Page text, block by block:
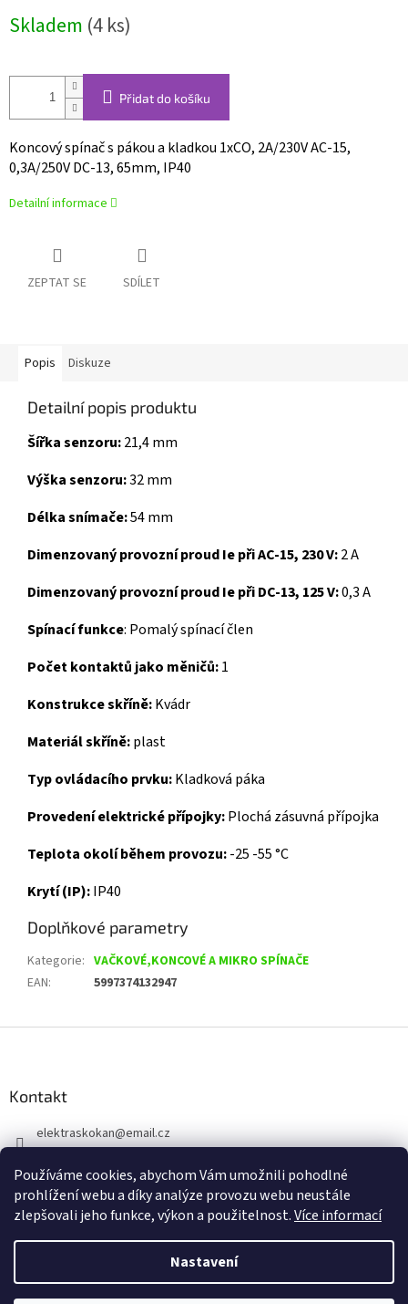
Používáme cookies, abychom Vám umožnili pohodlné
prohlížení webu a díky analýze provozu webu neustále
zlepšovali jeho funkce, výkon a použitelnost.Více informací
Nastavení
cena:
Skladem (4 ks)
Přidat do košíku
Koncový spínač s pákou a kladkou 1xCO, 2A/230V AC-15,
0,3A/250V DC-13, 65mm, IP40
Detailní informace
ZEPTAT SE SDÍLET
Popis Diskuze
Detailní popis produktu
Šířka senzoru:21,4 mm
Výška senzoru:32 mm
Délka snímače:54 mm
Dimenzovaný provozní proud Ie při AC-15, 230 V:2 A
Dimenzovaný provozní proud Ie při DC-13, 125 V:0,3 A
Spínací funkce: Pomalý spínací člen
Počet kontaktů jako měničů:1
Konstrukce skříně:Kvádr
Materiál skříně:plast
Typ ovládacího prvku:Kladková páka
Provedení elektrické přípojky:Plochá zásuvná přípojka
Teplota okolí během provozu:-25 -55 °C
Krytí (IP):IP40
Doplňkové parametry
Kategorie: VAČKOVÉ,KONCOVÉ A MIKRO SPÍNAČE
EAN: 5997374132947
Kontakt
elektraskokan@email.cz
+420 737 802 398
Vytvořil Shoptet